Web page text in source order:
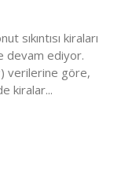
sıkıntısı kiraları
devam ediyor.
verilerine göre,
kiralar...